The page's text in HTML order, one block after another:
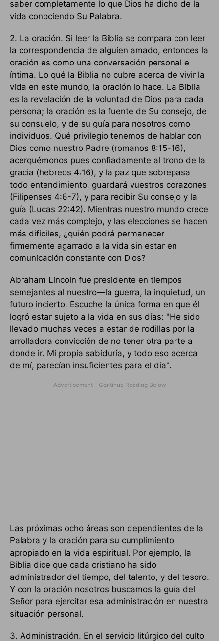
saber completamente lo que Dios ha dicho de la
vida conociendo Su Palabra.
2. La oración. Si leer la Biblia se compara con leer
la correspondencia de alguien amado, entonces la
oración es como una conversación personal e
íntima. Lo qué la Biblia no cubre acerca de vivir la
vida en este mundo, la oración lo hace. La Biblia
es la revelación de la voluntad de Dios para cada
persona; la oración es la fuente de Su consejo, de
su consuelo, y de su guía para nosotros como
individuos. Qué privilegio tenemos de hablar con
Dios como nuestro Padre (romanos 8:15-16),
acerquémonos pues confiadamente al trono de la
gracia (hebreos 4:16), y la paz que sobrepasa
todo entendimiento, guardará vuestros corazones
(Filipenses 4:6-7), y para recibir Su consejo y la
guía (Lucas 22:42). Mientras nuestro mundo crece
cada vez más complejo, y las elecciones se hacen
más difíciles, ¿quién podrá permanecer
firmemente agarrado a la vida sin estar en
comunicación constante con Dios?
Abraham Lincoln fue presidente en tiempos
semejantes al nuestro—la guerra, la inquietud, un
futuro incierto. Escuche la única forma en que él
logró estar sujeto a la vida en sus días: "He sido
llevado muchas veces a estar de rodillas por la
arrolladora convicción de no tener otra parte a
donde ir. Mi propia sabiduría, y todo eso acerca
de mí, parecían insuficientes para el día".
Las próximas ocho áreas son dependientes de la
Palabra y la oración para su cumplimiento
apropiado en la vida espiritual. Por ejemplo, la
Biblia dice que cada cristiano ha sido
administrador del tiempo, del talento, y del tesoro.
Y con la oración nosotros buscamos la guía del
Señor para ejercitar esa administración en nuestra
situación personal.
3. Administración. En el servicio litúrgico del culto